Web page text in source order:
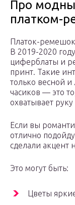
Про
платком-
Платок-
В 2019-2020
циферблаты и
принт. Такие
только весной
часиков — это
охватывает
Если вы
отлично
сделали акцент
Это могут быть:
Цветы